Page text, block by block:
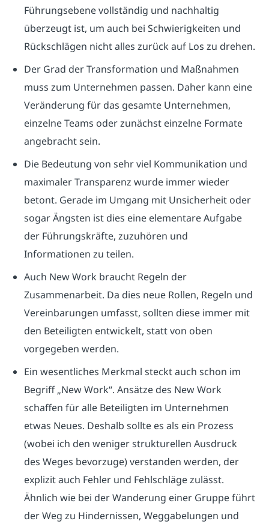
Führungsebene vollständig und nachhaltig
überzeugt ist, um auch bei Schwierigkeiten und
Rückschlägen nicht alles zurück auf Los zu drehen.
Der Grad der Transformation und Maßnahmen
muss zum Unternehmen passen. Daher kann eine
Veränderung für das gesamte Unternehmen,
einzelne Teams oder zunächst einzelne Formate
angebracht sein.
Die Bedeutung von sehr viel Kommunikation und
maximaler Transparenz wurde immer wieder
betont. Gerade im Umgang mit Unsicherheit oder
sogar Ängsten ist dies eine elementare Aufgabe
der Führungskräfte, zuzuhören und
Informationen zu teilen.
Auch New Work braucht Regeln der
Zusammenarbeit. Da dies neue Rollen, Regeln und
Vereinbarungen umfasst, sollten diese immer mit
den Beteiligten entwickelt, statt von oben
vorgegeben werden.
Ein wesentliches Merkmal steckt auch schon im
Begriff „New Work“. Ansätze des New Work
schaffen für alle Beteiligten im Unternehmen
etwas Neues. Deshalb sollte es als ein Prozess
(wobei ich den weniger strukturellen Ausdruck
des Weges bevorzuge) verstanden werden, der
explizit auch Fehler und Fehlschläge zulässt.
Ähnlich wie bei der Wanderung einer Gruppe führt
der Weg zu Hindernissen, Weggabelungen und